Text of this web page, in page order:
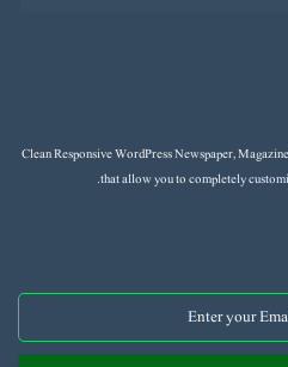
Clean Responsive WordPress Newspaper,
that allow you to completely